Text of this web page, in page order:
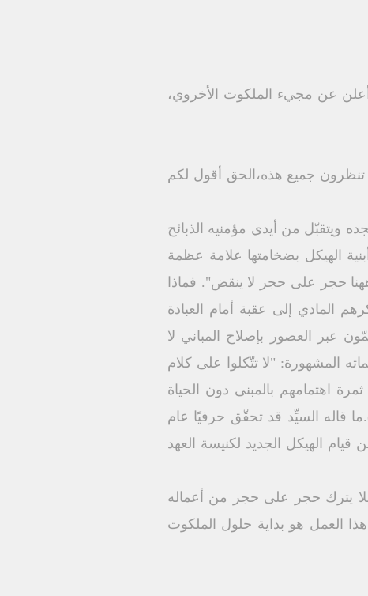
عن مجيء الملكوت الأخروي،
تنظرون جميع هذه،الحق أقول لكم
ويتقبّل من أيدي مؤمنيه الذبائح
الهيكل بضخامتها علامة عظمة
ههنا حجر على حجر لا ينقض". فماذا
المادي إلى عقبة أمام العبادة
عبر العصور بإصلاح المباني لا
المشهورة: "لا تتّكلوا على كلام
النبي يُعلن لهم ثمرة اهتمامهم بالمبنى دون الحياة
أن مجد الرب يفارق البيت (حز 10: 18-19)، بل ويفارق المدينة كلها (حز 11: 22-23).ما قاله السيِّد قد تحقّق حرفيًا عام
الهيكل الجديد لكنيسة العهد
يترك حجر على حجر من أعماله
العمل هو بداية حلول الملكوت